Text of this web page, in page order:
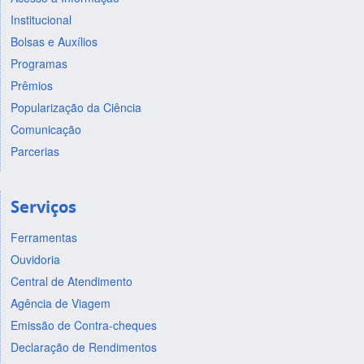
Institucional
Bolsas e Auxílios
Programas
Prêmios
Popularização da Ciência
Comunicação
Parcerias
Serviços
Ferramentas
Ouvidoria
Central de Atendimento
Agência de Viagem
Emissão de Contra-cheques
Declaração de Rendimentos